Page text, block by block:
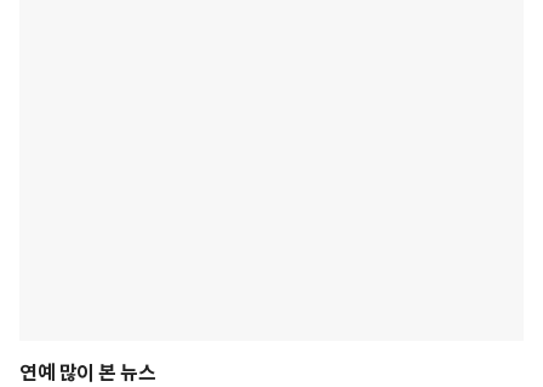
연예 많이 본 뉴스